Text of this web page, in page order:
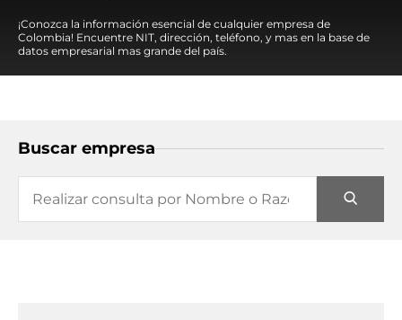
¡Conozca la información esencial de cualquier empresa de
Colombia! Encuentre NIT, dirección, teléfono, y mas en la base de
datos empresarial mas grande del país.
Buscar empresa